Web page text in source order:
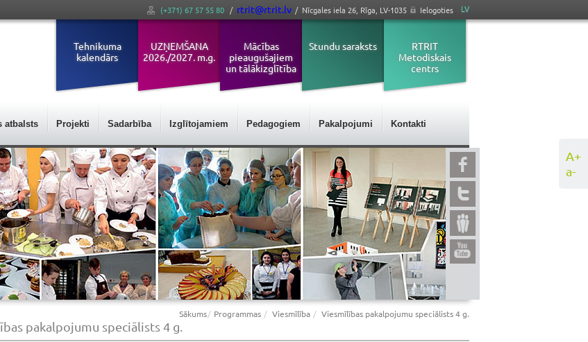
A+
a-
(+371) 67 57 55 80 / rtrit@rtrit.lv / Nīcgales iela 26, Rīga, LV-1035 Ielogoties LV
Tehnikuma
kalendārs
UZŅEMŠANA
2026./2027. m.g.
Mācības
pieaugušajiem
un tālākizglītība
Stundu saraksts
RTRIT
Metodiskais
centrs
atbalsts Projekti Sadarbība Izglītojamiem Pedagogiem Pakalpojumi Kontakti
Sākums Programmas Viesmīlība Viesmīlības pakalpojumu speciālists 4 g.
pakalpojumu speciālists 4 g.